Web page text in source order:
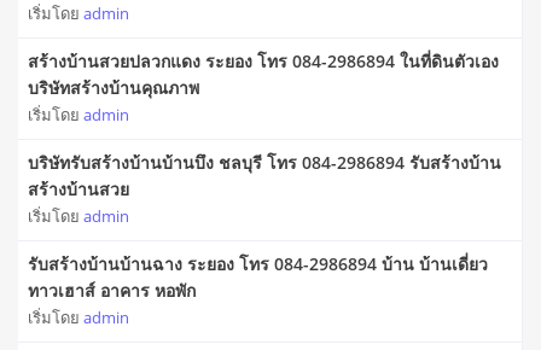
เริ่มโดย admin
สร้างบ้านสวยปลวกแดง ระยอง โทร 084-2986894 ในที่ดินตัวเอง
บริษัทสร้างบ้านคุณภาพ
เริ่มโดย admin
บริษัทรับสร้างบ้านบ้านบึง ชลบุรี โทร 084-2986894 รับสร้างบ้าน
สร้างบ้านสวย
เริ่มโดย admin
รับสร้างบ้านบ้านฉาง ระยอง โทร 084-2986894 บ้าน บ้านเดี่ยว
ทาวเฮาส์ อาคาร หอพัก
เริ่มโดย admin